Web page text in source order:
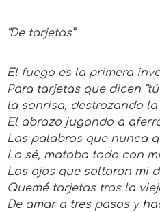
“De tarjetas”
El fuego es la primera
Para tarjetas que dicen
la sonrisa, destrozando
El abrazo jugando a
Las palabras que nunca
Lo sé, mataba todo con
Los ojos que soltaron mi
Quemé tarjetas tras la
De amar a tres pasos y